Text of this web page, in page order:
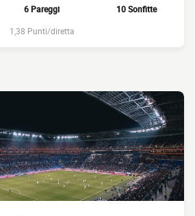
6 Pareggi
10 Sonfitte
1,38 Punti/diretta